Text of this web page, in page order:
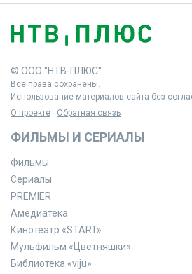
© ООО "НТВ-ПЛЮС"
Все права сохранены.
Использование материалов сайта без
О проекте
Обратная связь
ФИЛЬМЫ И СЕРИАЛЫ
Фильмы
Сериалы
PREMIER
Амедиатека
Кинотеатр «START»
Мульфильм «Цветняшки»
Библиотека «viju»